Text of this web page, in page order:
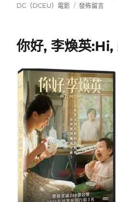
者
佈
類
DC（DCEU）電影
在
閃
發佈留言
你好, 李煥英